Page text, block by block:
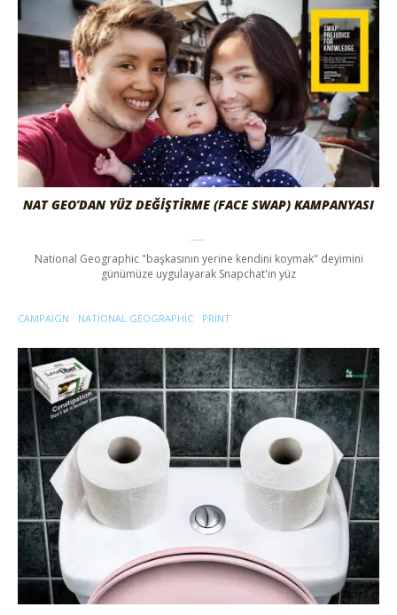
NAT GEO’DAN YÜZ DEĞİŞTİRME (FACE SWAP) KAMPANYASI
National Geographic "başkasının yerine kendini koymak" deyimini
günümüze uygulayarak Snapchat'in yüz
CAMPAIGN NATIONAL GEOGRAPHIC PRINT